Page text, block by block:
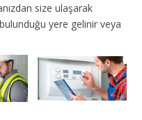
size ulaşarak
yere gelinir veya